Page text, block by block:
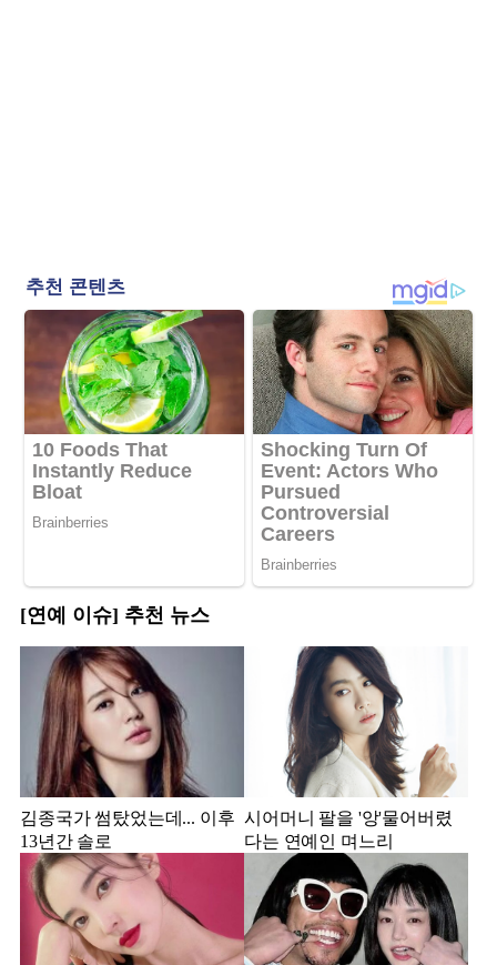
[연예 이슈] 추천 뉴스
김종국가 썸탔었는데... 이후
13년간 솔로
시어머니 팔을 '앙'물어버렸
다는 연예인 며느리